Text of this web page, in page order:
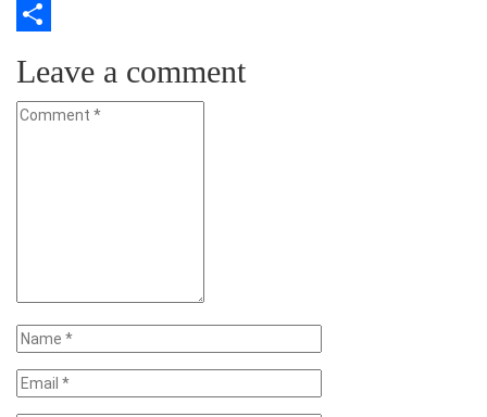
Email
Leave a comment